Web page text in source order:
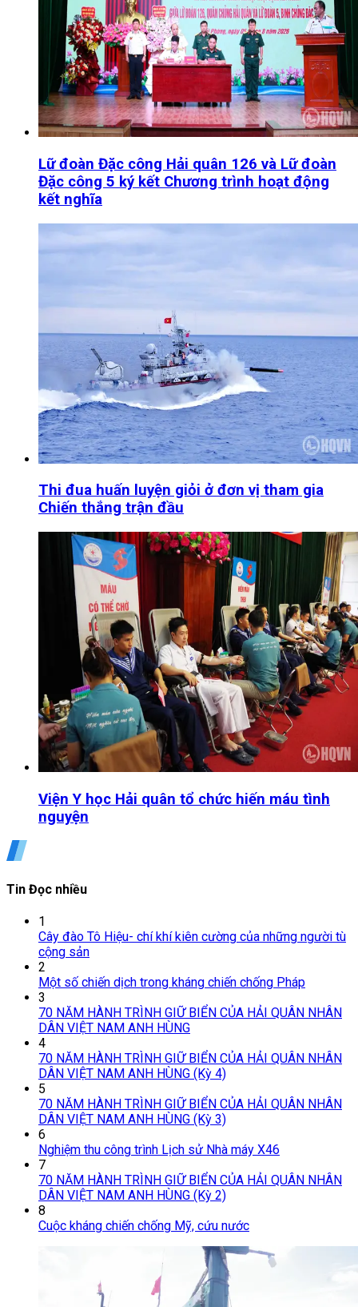
Lữ đoàn Đặc công Hải quân 126 và Lữ đoàn
Đặc công 5 ký kết Chương trình hoạt động
kết nghĩa
Thi đua huấn luyện giỏi ở đơn vị tham gia
Chiến thắng trận đầu
Viện Y học Hải quân tổ chức hiến máu tình
nguyện
Tin Đọc nhiều
1
Cây đào Tô Hiệu- chí khí kiên cường của những người tù
cộng sản
2
Một số chiến dịch trong kháng chiến chống Pháp
3
70 NĂM HÀNH TRÌNH GIỮ BIỂN CỦA HẢI QUÂN NHÂN
DÂN VIỆT NAM ANH HÙNG
4
70 NĂM HÀNH TRÌNH GIỮ BIỂN CỦA HẢI QUÂN NHÂN
DÂN VIỆT NAM ANH HÙNG (Kỳ 4)
5
70 NĂM HÀNH TRÌNH GIỮ BIỂN CỦA HẢI QUÂN NHÂN
DÂN VIỆT NAM ANH HÙNG (Kỳ 3)
6
Nghiệm thu công trình Lịch sử Nhà máy X46
7
70 NĂM HÀNH TRÌNH GIỮ BIỂN CỦA HẢI QUÂN NHÂN
DÂN VIỆT NAM ANH HÙNG (Kỳ 2)
8
Cuộc kháng chiến chống Mỹ, cứu nước